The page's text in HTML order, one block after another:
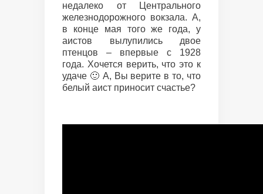
недалеко от Центрального
железнодорожного вокзала. А,
в конце мая того же года, у
аистов вылупились двое
птенцов – впервые с 1928
года. Хочется верить, что это к
удаче 🙂 А, Вы верите в то, что
белый аист приносит счастье?